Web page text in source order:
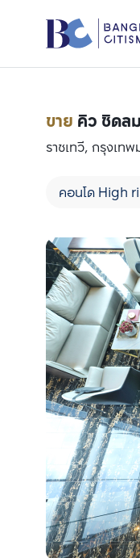
ขาย คิว ชิดล
ราชเทวี, กรุงเท
คอนโด High